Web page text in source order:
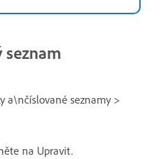
a\nčíslované seznamy >
na Upravit.